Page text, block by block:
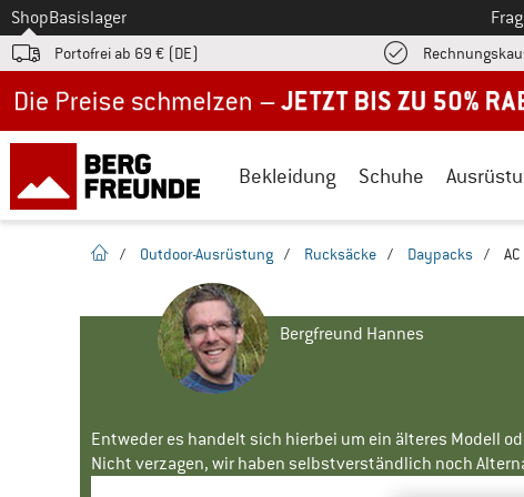
Zum
ShopBasislager
Portofrei ab 69 € (DE)
Bekleidung Schuhe
Startseite
/ Outdoor-Ausrüstung / Rucksäcke / Daypacks /
Bergfreund Hannes
Entweder es handelt sich hierbei um ein älteres Modell
Nicht verzagen, wir haben selbstverständlich noch